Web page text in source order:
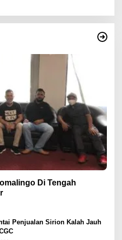
Di Tengah
Penjualan Sirion Kalah Jauh